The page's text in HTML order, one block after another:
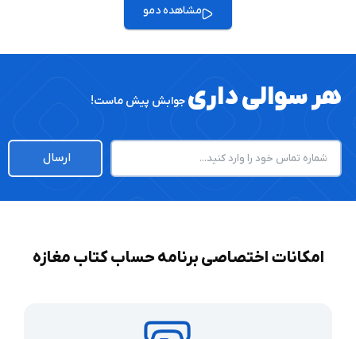
مشاهده دمو
هر سوالی داری جوابش پیش ماست!
ارسال
امکانات اختصاصی برنامه حساب کتاب مغازه